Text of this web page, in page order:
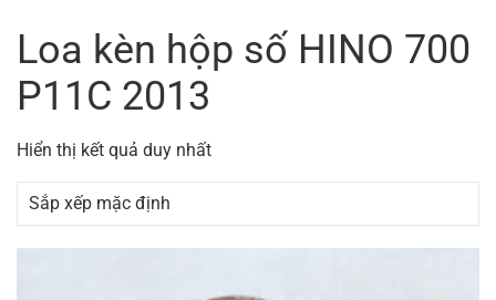
Loa kèn hộp số HINO 700
P11C 2013
Hiển thị kết quả duy nhất